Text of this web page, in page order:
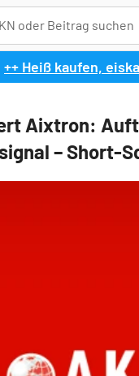
++ Heiß kaufen,
Aixtron:
– Short-